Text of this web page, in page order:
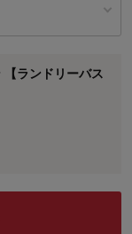
ランドリーバス